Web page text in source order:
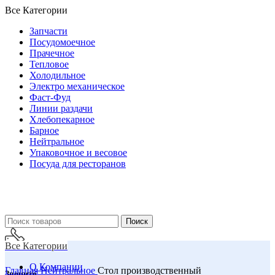
Все Категории
Запчасти
Посудомоечное
Прачечное
Тепловое
Холодильное
Электро механическое
Фаст-Фуд
Линии раздачи
Хлебопекарное
Барное
Нейтральное
Упаковочное и весовое
Посуда для ресторанов
Поиск
Все Категории
О Компании
ГлавнаяНейтральное Стол производственный